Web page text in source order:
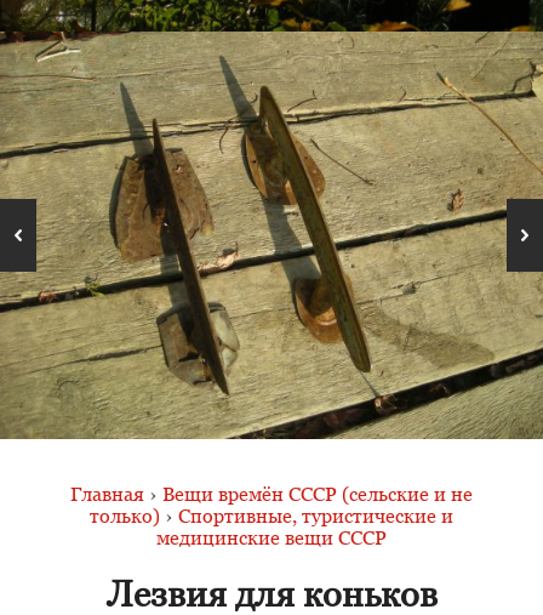
Главная › Вещи времён СССР (сельские и не
только) › Спортивные, туристические и
медицинские вещи СССР
Лезвия для коньков